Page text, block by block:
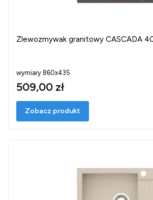
Zlewozmywak granitowy CASCADA
wymiary 860x435
509,00 zł
Zobacz produkt